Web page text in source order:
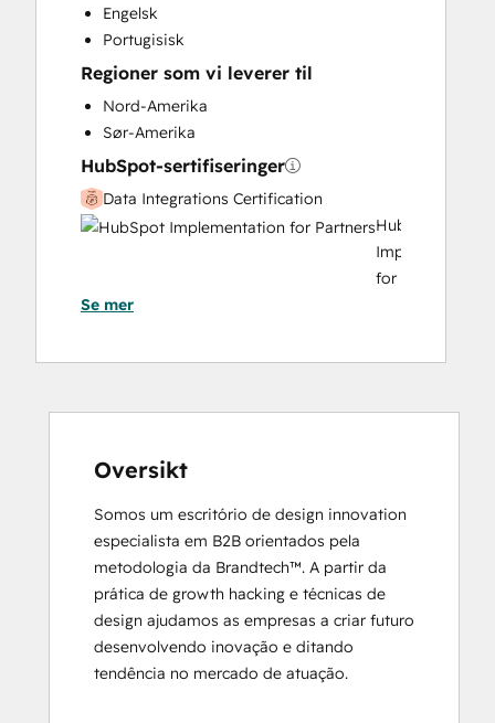
Engelsk
Portugisisk
Regioner som vi leverer til
Nord-Amerika
Sør-Amerika
HubSpot-sertifiseringer
Data Integrations Certification
HubSpot
Implementation
for
Certification
HubSpot Reporting
Certification
Inbound
Inbound Marketing
Objectives-Based Onboarding
Platform Consulting
Revenue Operations
Salesforce Integration Certification
Se mer
Oversikt
Somos um escritório de design innovation
especialista em B2B orientados pela
metodologia da Brandtech™. A partir da
prática de growth hacking e técnicas de
design ajudamos as empresas a criar futuro
desenvolvendo inovação e ditando
tendência no mercado de atuação.